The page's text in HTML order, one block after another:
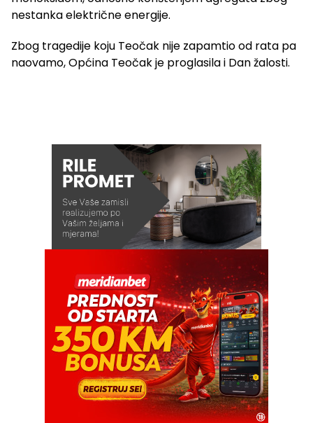
nestanka električne energije.
Zbog tragedije koju Teočak nije zapamtio od rata pa
naovamo, Općina Teočak je proglasila i Dan žalosti.